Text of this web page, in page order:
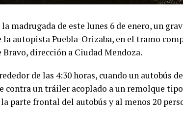
la madrugada de este lunes 6 de enero, un
autopista Puebla-Orizaba, en el tramo
dirección a Ciudad Mendoza.
de las 4:30 horas, cuando un autobús
contra un tráiler acoplado a un remolque tipo
la parte frontal del autobús y al menos 20